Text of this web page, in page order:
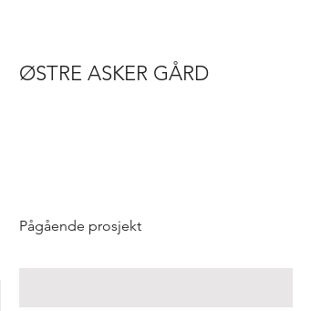
ØSTRE ASKER GÅRD
Pågående prosjekt